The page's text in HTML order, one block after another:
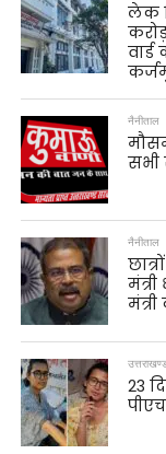
लेक
नैनीताल
सभी
नैनीताल
मंत्री
23